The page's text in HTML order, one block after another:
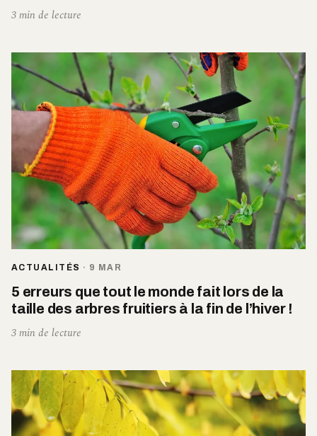
3 min de lecture
ACTUALITÉS · 9 MAR
5 erreurs que tout le monde fait lors de la
taille des arbres fruitiers à la fin de l’hiver !
3 min de lecture